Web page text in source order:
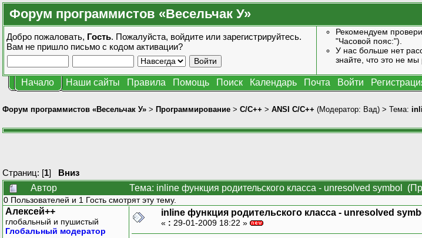
Форум программистов «Весельчак У»
Добро пожаловать, Гость. Пожалуйста, войдите или зарегистрируйтесь.
Вам не пришло письмо с кодом активации?
Рекомендуем
"Часовой пояс:").
У нас больше нет
знайте, что это не мы
Начало Наши сайты Правила Помощь Поиск Календарь Почта Войти
Форум программистов «Весельчак У» > Программирование > C/C++ > ANSI С/С++ (Модератор: Вад) > Тема:
Страниц: [1] Вниз
Автор
Тема: inline функция родительского класса - unresolved symbol
0 Пользователей и 1 Гость смотрят эту тему.
Алексей++
глобальный и пушистый
Глобальный модератор
inline функция родительского класса - unresolved
« : 29-01-2009 18:22 »